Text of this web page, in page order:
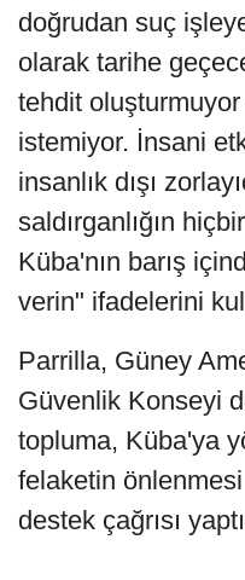
doğrudan suç
olarak tarihe
tehdit
istemiyor. İnsani
insanlık dışı
saldırganlığın
Küba'nın barış
verin" ifadelerini
Parrilla, Güney
Güvenlik Konseyi
topluma, Küba'ya
felaketin
destek çağrısı